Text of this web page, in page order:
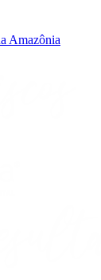
Amazônia